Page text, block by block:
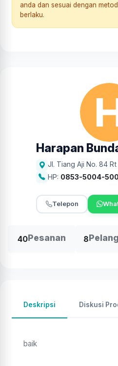
anda dan sesuai dengan
berlaku.
Harapan
Jl. Tiang Aji No. 84
HP: 0853-5004-
Telepon
40Pesanan 8
Deskripsi Diskusi
baik